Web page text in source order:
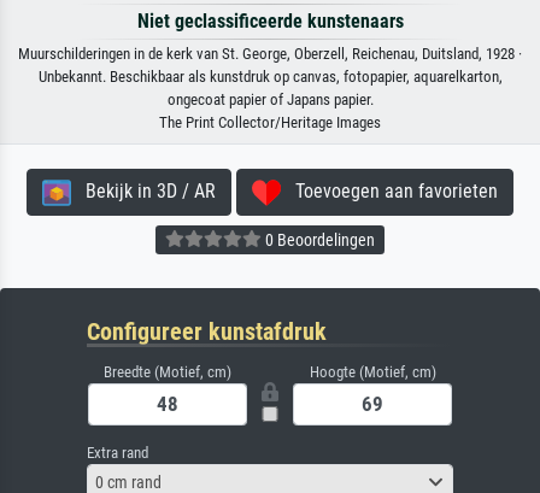
Niet geclassificeerde kunstenaars
Muurschilderingen in de kerk van St. George, Oberzell, Reichenau, Duitsland, 1928 ·
Unbekannt. Beschikbaar als kunstdruk op canvas, fotopapier, aquarelkarton,
ongecoat papier of Japans papier.
The Print Collector/Heritage Images
Bekijk in 3D / AR Toevoegen aan favorieten
0 Beoordelingen
Configureer kunstafdruk
Breedte (Motief, cm) Hoogte (Motief, cm)
Extra rand
0 cm rand